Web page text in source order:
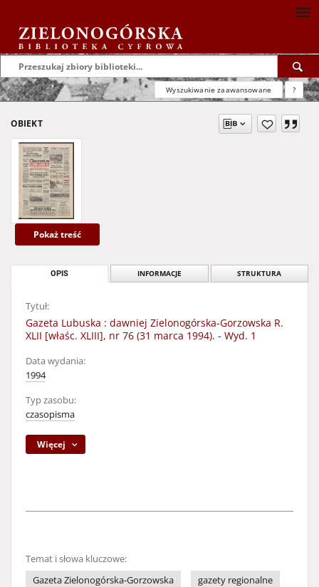
Wyszukiwanie zaawansowane ?
OBIEKT
Pokaż treść
OPIS INFORMACJE STRUKTURA
Tytuł:
Gazeta Lubuska : dawniej Zielonogórska-Gorzowska R.
XLII [właśc. XLIII], nr 76 (31 marca 1994). - Wyd. 1
Data wydania:
1994
Typ zasobu:
czasopisma
Więcej
Temat i słowa kluczowe:
Gazeta Zielonogórska-Gorzowska
gazety regionalne